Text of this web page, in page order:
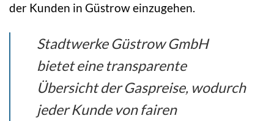
der Kunden in Güstrow einzugehen.
Stadtwerke Güstrow GmbH
bietet eine transparente
Übersicht der Gaspreise, wodurch
jeder Kunde von fairen